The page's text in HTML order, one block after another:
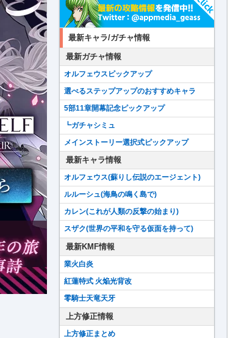
最新キャラ/ガチャ情報
最新ガチャ情報
オルフェウスピックアップ
選べるステップアップのおすすめキャラ
5部11章開幕記念ピックアップ
┗ガチャシミュ
メインストーリー選択式ピックアップ
最新キャラ情報
オルフェウス(蘇りし伝説のエージェント)
ルルーシュ(海鳥の鳴く島で)
カレン(これが人類の反撃の始まり)
スザク(世界の平和を守る仮面を持って)
最新KMF情報
業火白炎
紅蓮特式 火焔光背改
零騎士天竜天牙
上方修正情報
上方修正まとめ